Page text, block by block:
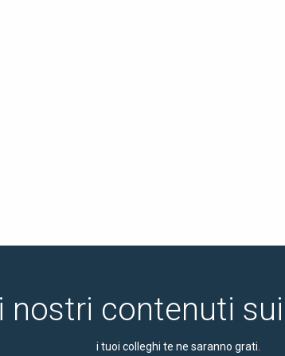
nostri contenuti
i tuoi colleghi te ne saranno grati.